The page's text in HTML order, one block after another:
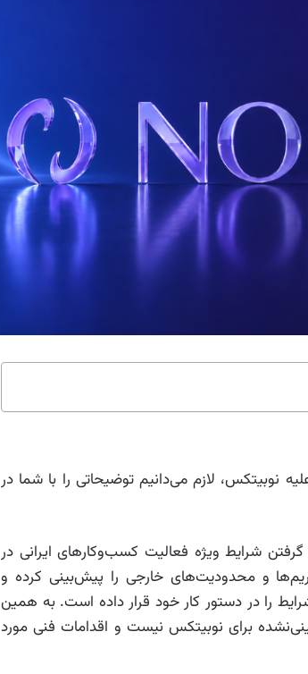
نوبیتکس، لازم می‌دانیم توضیحاتی را با شما در
شرایط ویژه فعالیت کسب‌وکارهای ایرانی در
و محدودیت‌های خارجی را پیش‌بینی کرده و
را در دستور کار خود قرار داده است. به همین
برای نوبیتکس نیست و اقدامات فنی مورد